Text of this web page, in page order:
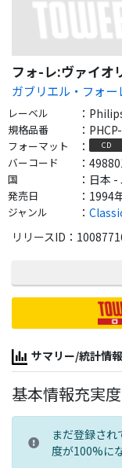
フォ-レ:ヴァイオ
ガブリエル・フォー
レーベル ：
規格品番 ：
フォーマット ： CD
バーコード ：
国 ： 日本
発売日 ： 1994
ジャンル ：
リリースID：
サマリー/統計情報
基本情報充実度
まだ登録さ
度が100%に